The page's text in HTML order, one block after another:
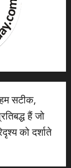
सटीक,
हैं जो
को दर्शाते